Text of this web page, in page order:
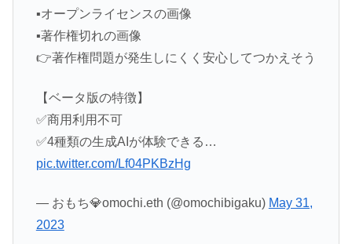
▪️オープンライセンスの画像
▪️著作権切れの画像
👉著作権問題が発生しにくく安心してつかえそう
【ベータ版の特徴】
✅商用利用不可
✅4種類の生成AIが体験できる…
pic.twitter.com/Lf04PKBzHg
— おもち💎omochi.eth (@omochibigaku) May 31,
2023